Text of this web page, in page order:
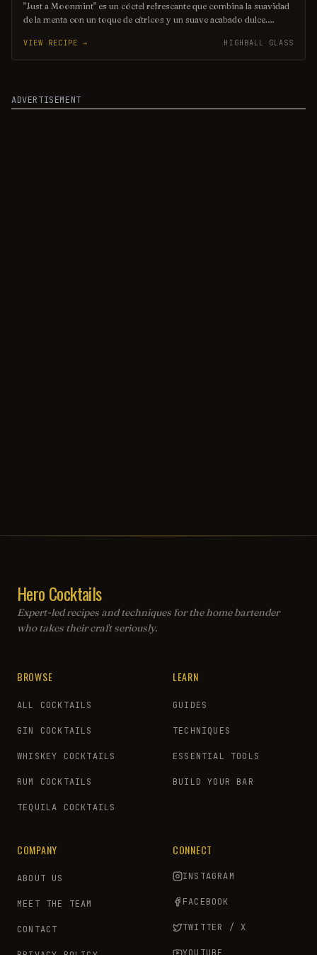
"Just a Moonmint" es un cóctel refrescante que combina la suavidad
de la menta con un toque de cítricos y un suave acabado dulce.
frescura de la luna llena en una experiencia única y deliciosa. ¡Déjate
llevar por su sabor y sorprende a tus sentidos!
VIEW RECIPE → HIGHBALL GLASS
ADVERTISEMENT
Hero Cocktails
Expert-led recipes and techniques for the home bartender
who takes their craft seriously.
BROWSE
ALL COCKTAILS
GIN COCKTAILS
WHISKEY COCKTAILS
RUM COCKTAILS
TEQUILA COCKTAILS
LEARN
GUIDES
TECHNIQUES
ESSENTIAL TOOLS
BUILD YOUR BAR
COMPANY
ABOUT US
MEET THE TEAM
CONTACT
CONNECT
INSTAGRAM
FACEBOOK
TWITTER / X